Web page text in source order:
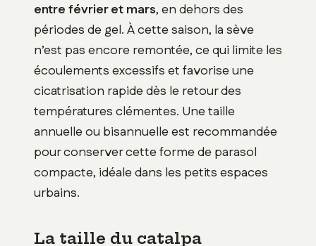
entre février et mars, en dehors des
périodes de gel. À cette saison, la sève
n’est pas encore remontée, ce qui limite les
écoulements excessifs et favorise une
cicatrisation rapide dès le retour des
températures clémentes. Une taille
annuelle ou bisannuelle est recommandée
pour conserver cette forme de parasol
compacte, idéale dans les petits espaces
urbains.
La taille du catalpa